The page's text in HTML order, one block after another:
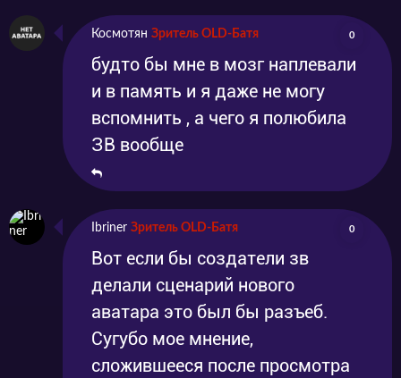
Космотян Зритель OLD-Батя 0
будто бы мне в мозг наплевали
и в память и я даже не могу
вспомнить , а чего я полюбила
ЗВ вообще
Ibriner Зритель OLD-Батя 0
Вот если бы создатели зв
делали сценарий нового
аватара это был бы разъеб.
Сугубо мое мнение,
сложившееся после просмотра